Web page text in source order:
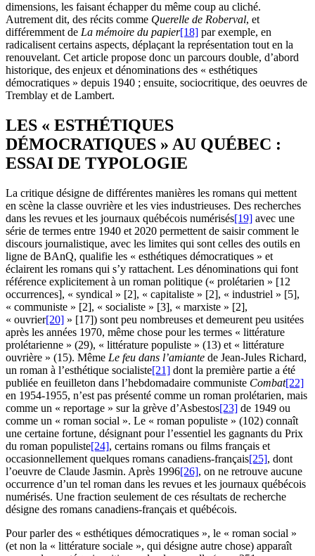
dimensions, les faisant échapper du même coup au cliché.
Autrement dit, des récits comme Querelle de Roberval, et
différemment de La mémoire du papier[18] par exemple, en
radicalisent certains aspects, déplaçant la représentation tout en la
renouvelant. Cet article propose donc un parcours double, d’abord
historique, des enjeux et dénominations des « esthétiques
démocratiques » depuis 1940 ; ensuite, sociocritique, des oeuvres de
Tremblay et de Lambert.
LES « ESTHÉTIQUES
DÉMOCRATIQUES » AU QUÉBEC :
ESSAI DE TYPOLOGIE
La critique désigne de différentes manières les romans qui mettent
en scène la classe ouvrière et les vies industrieuses. Des recherches
dans les revues et les journaux québécois numérisés[19] avec une
série de termes entre 1940 et 2020 permettent de saisir comment le
discours journalistique, avec les limites qui sont celles des outils en
ligne de BAnQ, qualifie les « esthétiques démocratiques » et
éclairent les romans qui s’y rattachent. Les dénominations qui font
référence explicitement à un roman politique (« prolétarien » [12
occurrences], « syndical » [2], « capitaliste » [2], « industriel » [5],
« communiste » [2], « socialiste » [3], « marxiste » [2],
« ouvrier[20] » [17]) sont peu nombreuses et demeurent peu usitées
après les années 1970, même chose pour les termes « littérature
prolétarienne » (29), « littérature populiste » (13) et « littérature
ouvrière » (15). Même Le feu dans l’amiante de Jean-Jules Richard,
un roman à l’esthétique socialiste[21] dont la première partie a été
publiée en feuilleton dans l’hebdomadaire communiste Combat[22]
en 1954-1955, n’est pas présenté comme un roman prolétarien, mais
comme un « reportage » sur la grève d’Asbestos[23] de 1949 ou
comme un « roman social ». Le « roman populiste » (102) connaît
une certaine fortune, désignant pour l’essentiel les gagnants du Prix
du roman populiste[24], certains romans ou films français et
occasionnellement quelques romans canadiens-français[25], dont
l’oeuvre de Claude Jasmin. Après 1996[26], on ne retrouve aucune
occurrence d’un tel roman dans les revues et les journaux québécois
numérisés. Une fraction seulement de ces résultats de recherche
désigne des romans canadiens-français et québécois.
Pour parler des « esthétiques démocratiques », le « roman social »
(et non la « littérature sociale », qui désigne autre chose) apparaît